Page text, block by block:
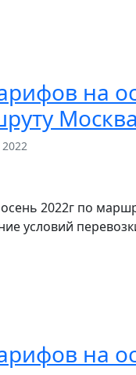
на
2022г по
условий
на